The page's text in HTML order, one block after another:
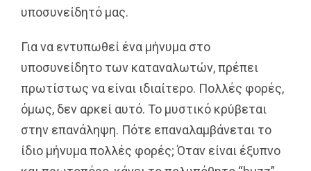
υποσυνείδητό μας.
Για να εντυπωθεί ένα μήνυμα στο
υποσυνείδητο των καταναλωτών, πρέπει
πρωτίστως να είναι ιδιαίτερο. Πολλές φορές,
όμως, δεν αρκεί αυτό. Το μυστικό κρύβεται
στην επανάληψη. Πότε επαναλαμβάνεται το
ίδιο μήνυμα πολλές φορές; Όταν είναι έξυπνο